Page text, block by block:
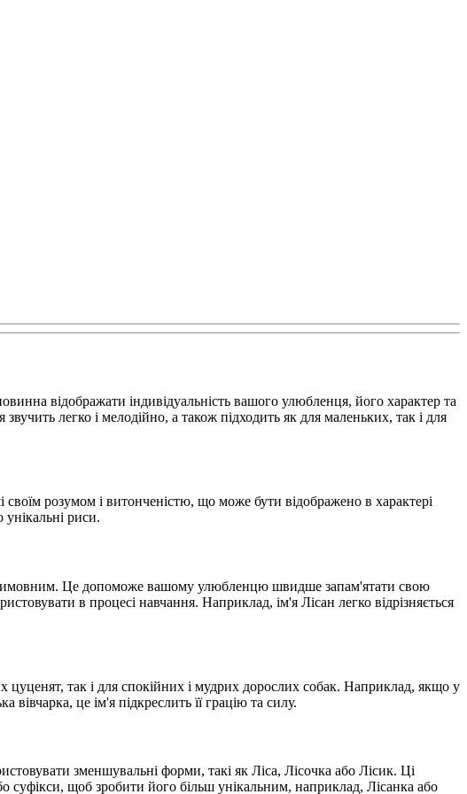
відображати індивідуальність вашого улюбленця, його характер та
легко і мелодійно, а також підходить як для маленьких, так і для
розумом і витонченістю, що може бути відображено в характері
риси.
вимовним. Це допоможе вашому улюбленцю швидше запам'ятати свою
в процесі навчання. Наприклад, ім'я Лісан легко відрізняється
цуценят, так і для спокійних і мудрих дорослих собак. Наприклад, якщо у
це ім'я підкреслить її грацію та силу.
зменшувальні форми, такі як Ліса, Лісочка або Лісик. Ці
суфікси, щоб зробити його більш унікальним, наприклад, Лісанка або